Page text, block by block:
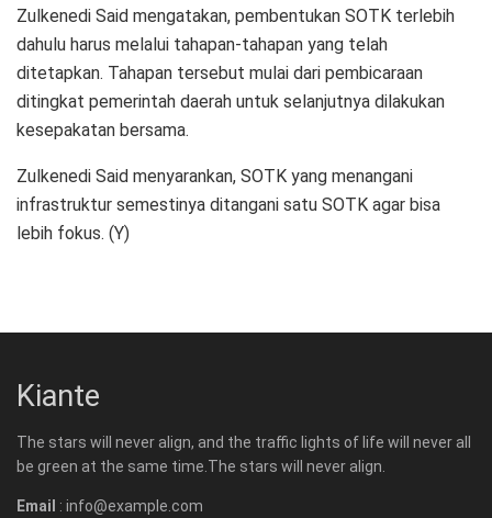
Zulkenedi Said mengatakan, pembentukan SOTK terlebih
dahulu harus melalui tahapan-tahapan yang telah
ditetapkan. Tahapan tersebut mulai dari pembicaraan
ditingkat pemerintah daerah untuk selanjutnya dilakukan
kesepakatan bersama.
Zulkenedi Said menyarankan, SOTK yang menangani
infrastruktur semestinya ditangani satu SOTK agar bisa
lebih fokus. (Y)
Kiante
The stars will never align, and the traffic lights of life will never all
be green at the same time.The stars will never align.
Email : info@example.com